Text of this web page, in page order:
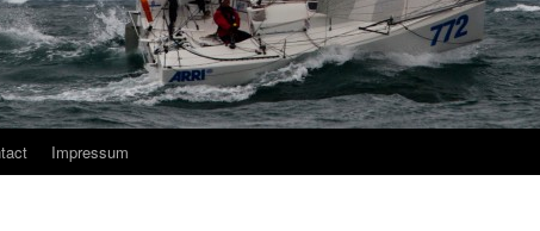
Impressum